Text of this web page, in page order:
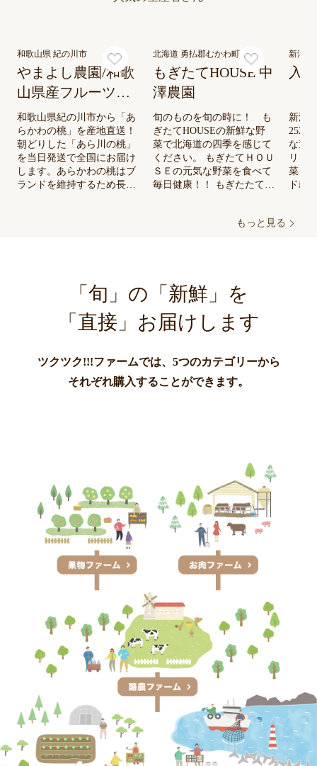
もっと見る
和歌山県 紀の川市
やまよし農園/和歌
山県産フルーツ通
販 あら川の桃/い
ちじく/キウイ/レモ
ンを産地直送
和歌山県紀の川市から「あ
らかわの桃」を産地直送！
朝どりした「あら川の桃」
を当日発送で全国にお届け
します。あらかわの桃はブ
ランドを維持するため長年
桃」ならではのとろけるよ
うな甘さと豊かな香りを是
非お楽しみ下さい。6月下
旬頃から日川、白鳳、清
頃まで発送予定です♪ いち
じく、キウイ、レモンも順
次発送予定です♪
北海道 勇払郡むかわ町
もぎたてHOUSE 中
澤農園
旬のものを旬の時に！ も
ぎたてHOUSEの新鮮な野
菜で北海道の四季を感じて
ください。 もぎたてＨＯＵ
ＳＥの元気な野菜を食べて
毎日健康！！ もぎたたてH
新潟県
入
新潟
252号
な道
リを
菜、
ド雑
ッズ
「旬」の「新鮮」を
「直接」お届けします
ツクツク!!!ファームでは、5つのカテゴリーから
それぞれ購入することができます。